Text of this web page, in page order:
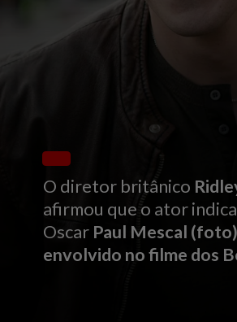
O diretor britânico
afirmou que o ator
Oscar Paul Mescal (foto)
envolvido no filme dos